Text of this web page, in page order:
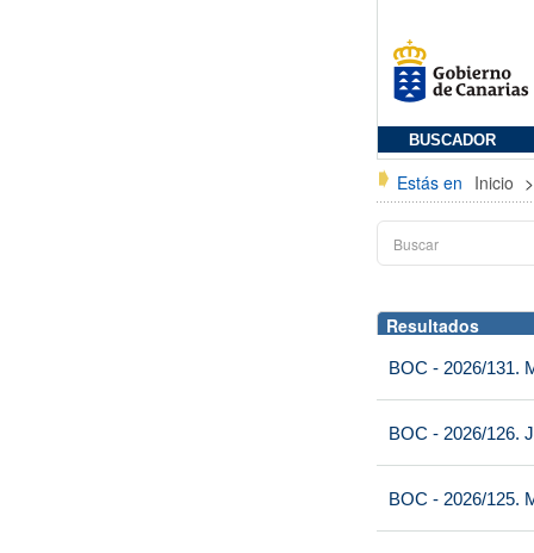
BUSCADOR
Estás en Inicio
Resultados
BOC - 2026/131.
BOC - 2026/126.
BOC - 2026/125.